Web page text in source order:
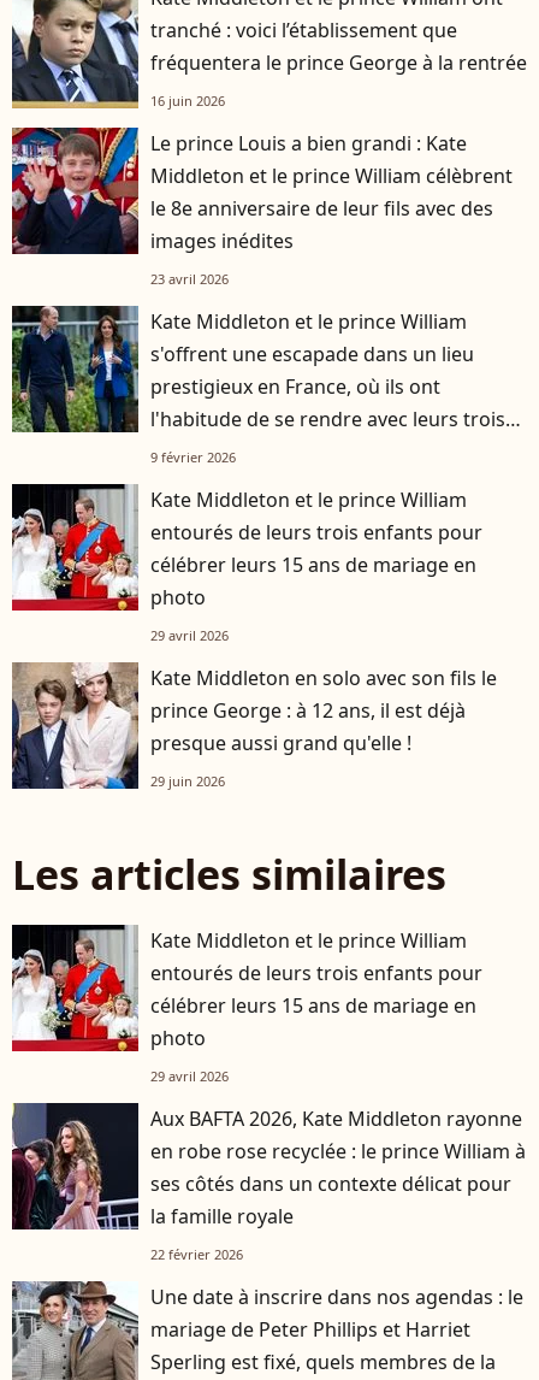
tranché : voici l’établissement que
fréquentera le prince George à la rentrée
16 juin 2026
Le prince Louis a bien grandi : Kate
Middleton et le prince William célèbrent
le 8e anniversaire de leur fils avec des
images inédites
23 avril 2026
Kate Middleton et le prince William
s'offrent une escapade dans un lieu
prestigieux en France, où ils ont
l'habitude de se rendre avec leurs trois
enfants
9 février 2026
Kate Middleton et le prince William
entourés de leurs trois enfants pour
célébrer leurs 15 ans de mariage en
photo
29 avril 2026
Kate Middleton en solo avec son fils le
prince George : à 12 ans, il est déjà
presque aussi grand qu'elle !
29 juin 2026
Les articles similaires
Kate Middleton et le prince William
entourés de leurs trois enfants pour
célébrer leurs 15 ans de mariage en
photo
29 avril 2026
Aux BAFTA 2026, Kate Middleton rayonne
en robe rose recyclée : le prince William à
ses côtés dans un contexte délicat pour
la famille royale
22 février 2026
Une date à inscrire dans nos agendas : le
mariage de Peter Phillips et Harriet
Sperling est fixé, quels membres de la